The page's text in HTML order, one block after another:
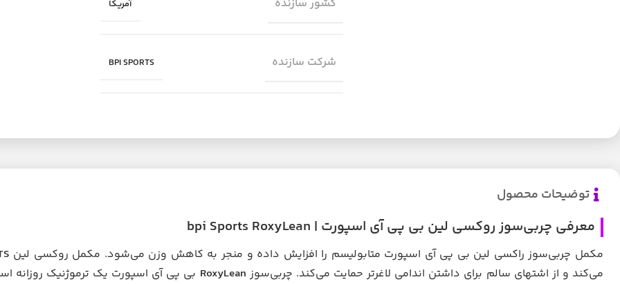
کشور سازنده آمریکا
شرکت سازنده BPI SPORTS
توضیحات محصول
معرفی چربی‌سوز روکسی لین بی پی آی اسپورت | bpi Sports RoxyLean
مکمل چربی‌سوز راکسی لین بی پی آی اسپورت متابولیسم را افزایش داده و منجر به کاهش وزن می‌شود. مکمل روکسی لین
می‌کند و از اشتهای سالم برای داشتن اندامی لاغرتر حمایت می‌کند. چربی‌سوز RoxyLean بی پی آی اسپورت یک ترموژنیک روزانه